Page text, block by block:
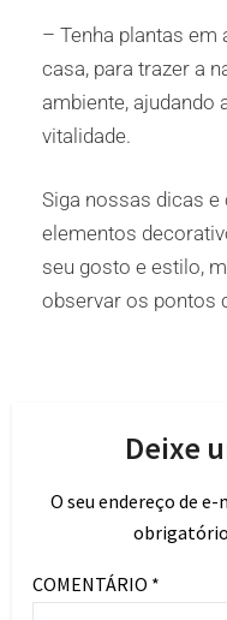
– Tenha plantas em
casa, para trazer a
ambiente, ajudando
vitalidade.
Siga nossas dicas
elementos
seu gosto e estilo,
observar os pontos
Deixe
O seu endereço de
COMENTÁRIO *